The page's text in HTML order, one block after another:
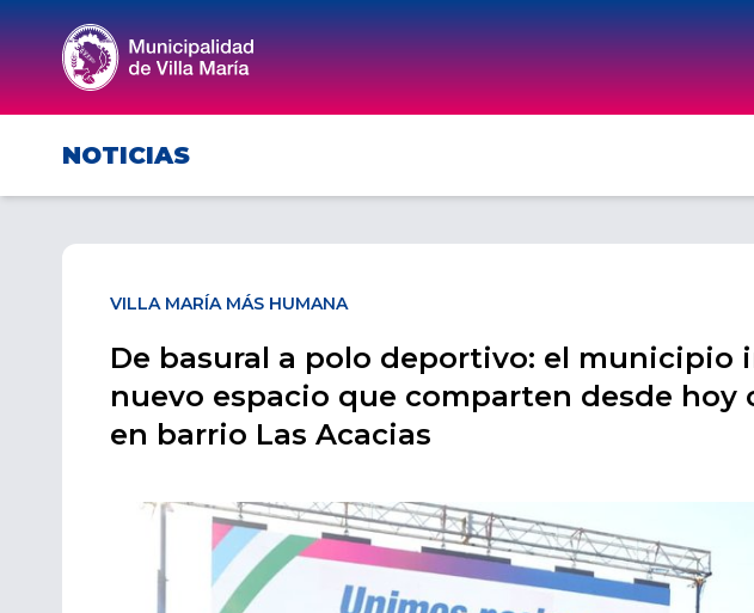
NOTICIAS
VILLA MARÍA MÁS HUMANA
De basural a polo deportivo: el municipio
nuevo espacio que comparten desde hoy
en barrio Las Acacias